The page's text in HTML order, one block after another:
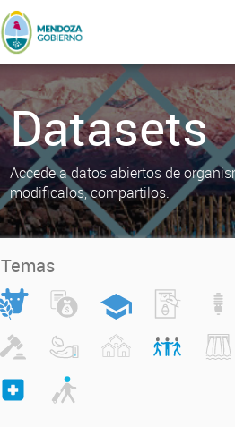
Datasets
Accede a datos abiertos de
modificalos, compartilos.
Temas